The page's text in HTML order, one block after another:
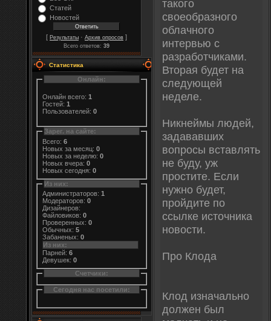
Статей
Новостей
[ Результаты · Архив опросов ]
Всего ответов: 39
Статистика
Онлайн:
Онлайн всего: 1
Гостей: 1
Пользователей: 0
Зарег. на сайте:
Всего: 6
Новых за месяц: 0
Новых за неделю: 0
Новых вчера: 0
Новых сегодня: 0
Из них:
Администраторов: 1
Модераторов: 0
Дизайнеров:
Файловиков: 0
Проверенных: 0
Обычных: 5
Забаненых: 0
Из них:
Парней: 6
Девушек: 0
Счетчики:
Сегодня нас посетили:
такого
своеобразного
облачного
интервью с
разработчиками.
Вторая будет на
следующей
неделе.
Никнеймы людей,
задававших
вопросы вставлять
не буду, уж
простите. Если
нужно будет,
пройдите по
ссылке источника
новости.
Про Клода
Клод изначально
должен был